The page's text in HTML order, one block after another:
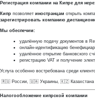
Регистрация компании на Кипре для
Кипр позволяет иностранцам открыть
зарегистрировать компанию
Мы обеспечим:
удалённую подачу документов в
онлайн-идентификацию
удалённое открытие банковского
регистрацию VAT и получение
Услуга особенно востребована среди
🇷🇺 России, 🇺🇦 Украины, 🇰🇿
Налогообложение кипрской компании